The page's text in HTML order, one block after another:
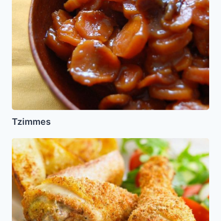
Tzimmes
Pollo
Empanizado
con
Miel
(Pesaj)